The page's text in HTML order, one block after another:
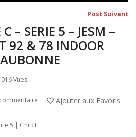
Post Suivant
– SERIE 5 – JESM –
92 & 78 INDOOR
Vues
Ajouter aux Favoris
5 | Chr : E